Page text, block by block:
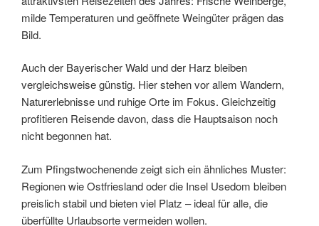
milde Temperaturen und geöffnete Weingüter prägen das
Bild.
Auch der Bayerischer Wald und der Harz bleiben
vergleichsweise günstig. Hier stehen vor allem Wandern,
Naturerlebnisse und ruhige Orte im Fokus. Gleichzeitig
profitieren Reisende davon, dass die Hauptsaison noch
nicht begonnen hat.
Zum Pfingstwochenende zeigt sich ein ähnliches Muster:
Regionen wie Ostfriesland oder die Insel Usedom bleiben
preislich stabil und bieten viel Platz – ideal für alle, die
überfüllte Urlaubsorte vermeiden wollen.